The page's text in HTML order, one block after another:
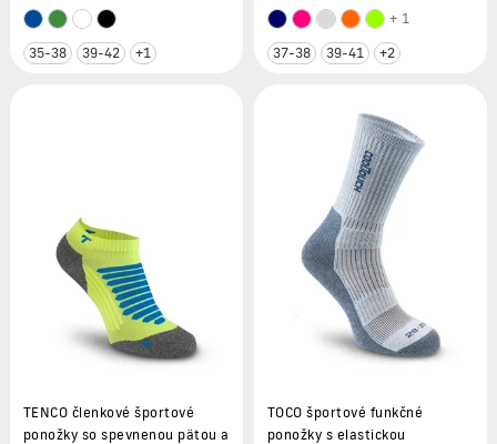
35-38 39-42 +1
+ 1
37-38 39-41 +2
TENCO členkové športové
ponožky so spevnenou pätou a
TOCO športové funkčné
ponožky s elastickou